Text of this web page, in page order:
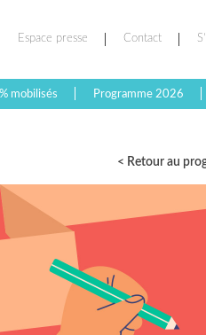
Espace presse Contact
mobilisés Programme 2026
< Retour au